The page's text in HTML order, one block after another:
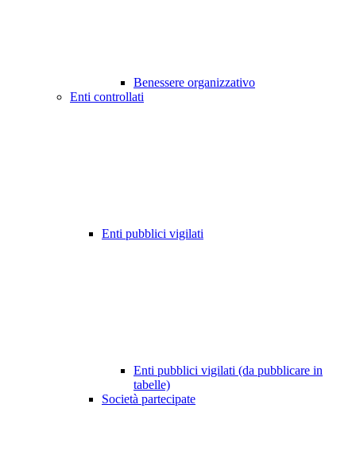
Benessere organizzativo
Enti controllati
Enti pubblici vigilati
Enti pubblici vigilati (da pubblicare in
tabelle)
Società partecipate